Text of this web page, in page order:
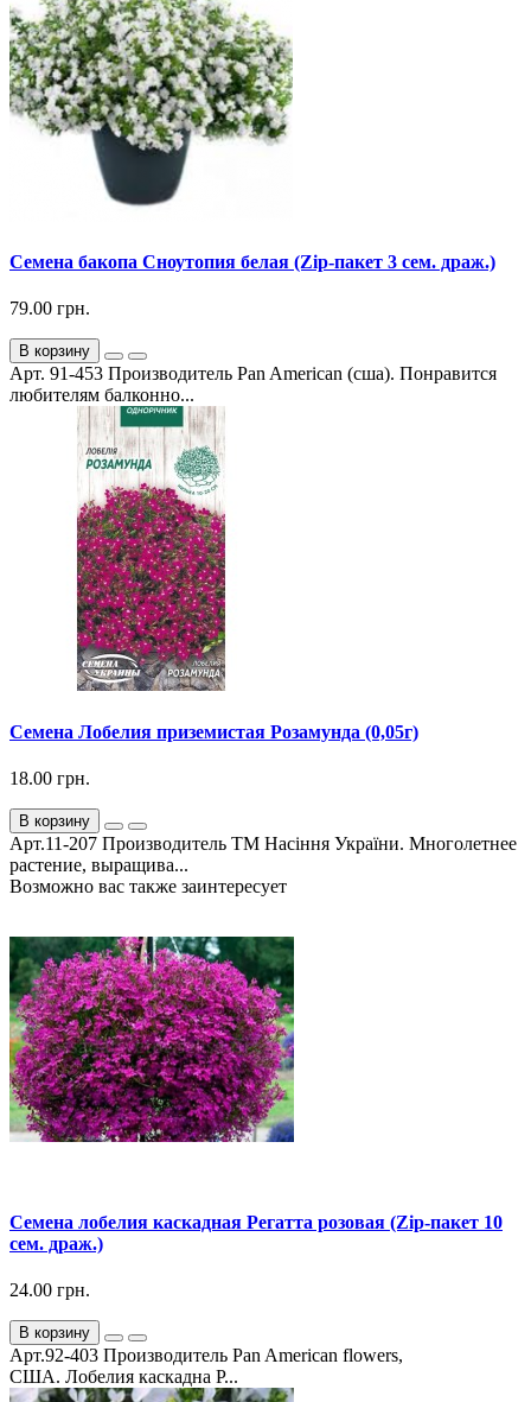
Семена бакопа Сноутопия белая (Zip-пакет 3 сем. драж.)
79.00 грн.
В корзину
Арт. 91-453 Производитель Pan American (сша). Понравится
любителям балконно...
Семена Лобелия приземистая Розамунда (0,05г)
18.00 грн.
В корзину
Арт.11-207 Производитель ТМ Насіння України. Многолетнее
растение, выращива...
Возможно вас также заинтересует
Семена лобелия каскадная Регатта розовая (Zip-пакет 10
сем. драж.)
24.00 грн.
В корзину
Арт.92-403 Производитель Pan American flowers,
США. Лобелия каскадна Р...